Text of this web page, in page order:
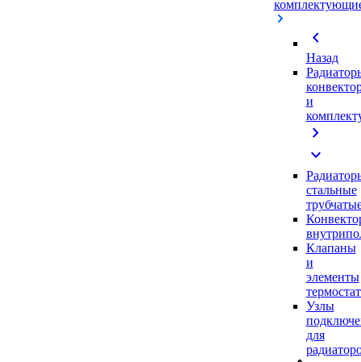
chevron_left
Назад
и
chevron_right
expand_more
стальные
Клапаны
и
элементы
Узлы
для